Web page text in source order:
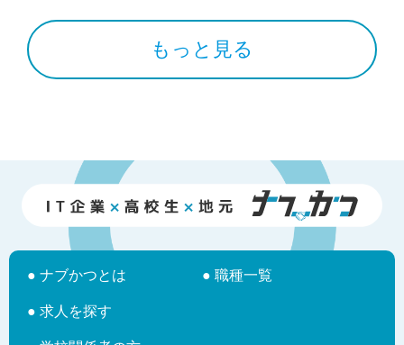
ご安心ください 変更範囲：変更なし
もっと見る
● ナブかつとは ● 職種一覧
● 求人を探す